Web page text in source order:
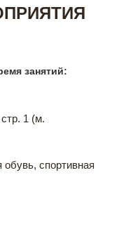
занятий:
1 (м.
спортивная